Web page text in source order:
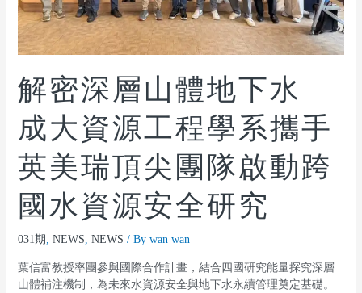
解密深層山體地下水
成大資源工程學系攜手
英美瑞頂尖團隊啟動跨
國水資源安全研究
031期 , NEWS, NEWS / By wan wan
葉信富教授率團參與國際合作計畫，結合四國研究能量探究深層
山體補注機制，為未來水資源安全與地下水永續管理奠定基礎。